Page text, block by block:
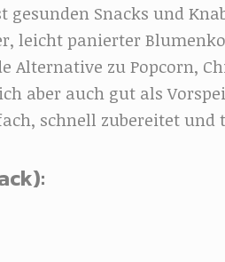
Snacks und
leicht panierter
Alternative zu Popcorn,
aber auch gut als
schnell zubereitet und